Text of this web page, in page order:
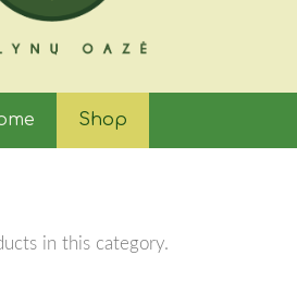
Shop
in this category.